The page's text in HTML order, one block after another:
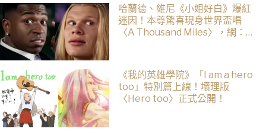
哈蘭德、維尼《小姐好白》爆紅
迷因！本尊驚喜現身世界盃唱
〈A Thousand Miles〉，網：文
《我的英雄學院》「I am a hero
too」特別篇上線！壞理版
〈Hero too〉正式公開！